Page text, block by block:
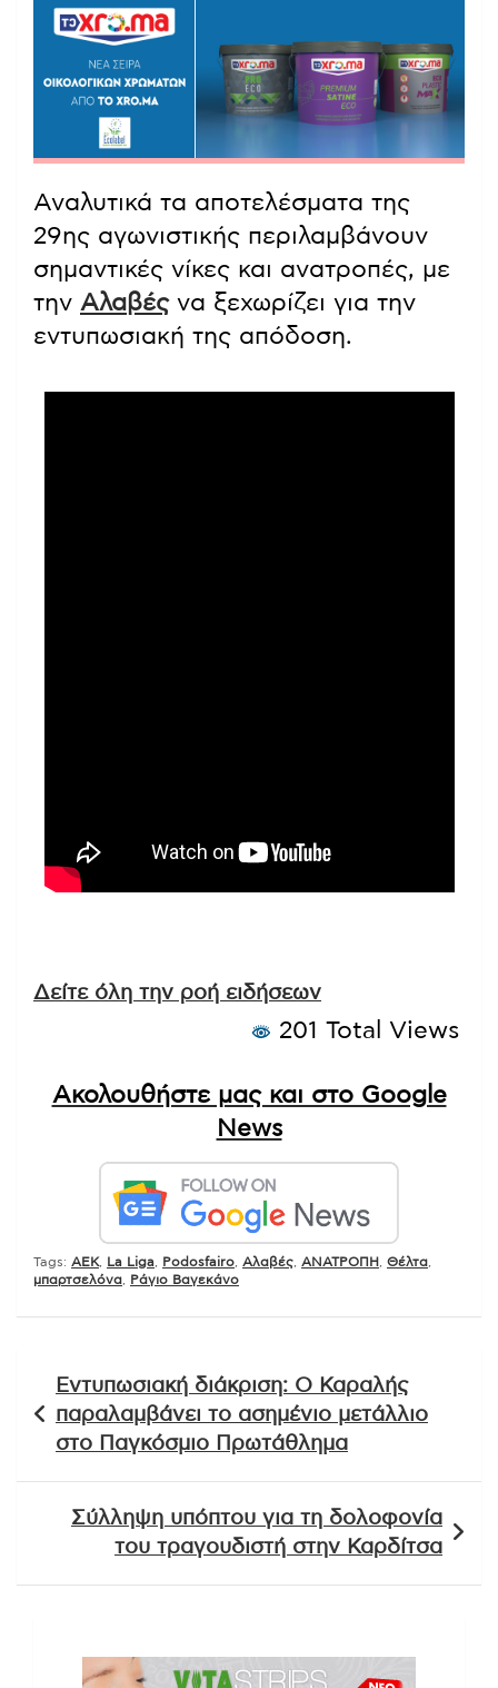
Αναλυτικά τα αποτελέσματα της
29ης αγωνιστικής περιλαμβάνουν
σημαντικές νίκες και ανατροπές, με
την Αλαβέςνα ξεχωρίζει για την
εντυπωσιακή της απόδοση.
Δείτε όλη την ροή ειδήσεων
201 Total Views
Ακολουθήστε μας και στο Google
News
Tags: AEK, La Liga Podosfairo Αλαβές ΑΝΑΤΡΟΠΗ Θέλτα
μπαρτσελόνα
Ράγιο Βαγεκάνο
άρθρων
Εντυπωσιακή διάκριση: Ο Καραλής
παραλαμβάνει το ασημένιο μετάλλιο
στο Παγκόσμιο Πρωτάθλημα
Σύλληψη υπόπτου για τη δολοφονία
του τραγουδιστή στην Καρδίτσα